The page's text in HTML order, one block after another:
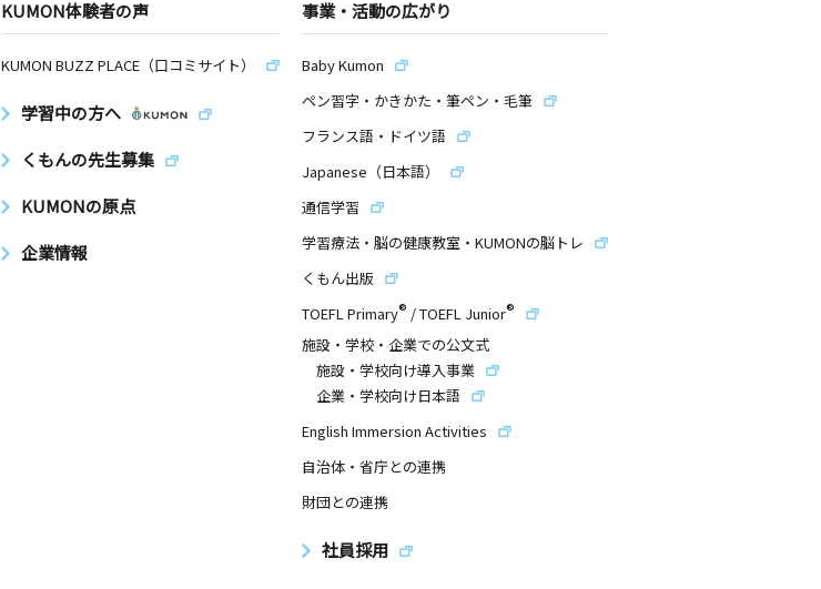
KUMON体験者の声
KUMON BUZZ PLACE（口コミサイト）
学習中の方へ
くもんの先生募集
KUMONの原点
企業情報
事業・活動の広がり
Baby Kumon
ペン習字・かきかた・筆ペン・毛筆
フランス語・ドイツ語
Japanese（日本語）
通信学習
学習療法・脳の健康教室・KUMONの脳トレ
くもん出版
TOEFL Primary® /TOEFL Junior®
施設・学校・企業での公文式
施設・学校向け導入事業
企業・学校向け日本語
English Immersion Activities
自治体・省庁との連携
財団との連携
社員採用